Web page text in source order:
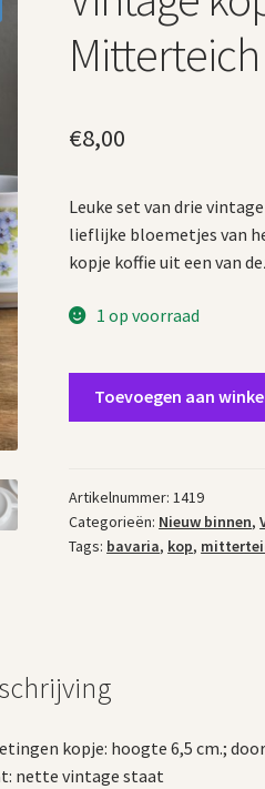
€8,00
Leuke set van drie
lieflijke bloemetjes van
kopje koffie uit een van
1 op voorraad
Mitterteich
Bavaria
aantal
Toevoegen aan
Artikelnummer:1419
Categorieën: Nieuw binnen,
Tags: bavaria, kop,
kopje: hoogte 6,5 cm.;
nette vintage staat